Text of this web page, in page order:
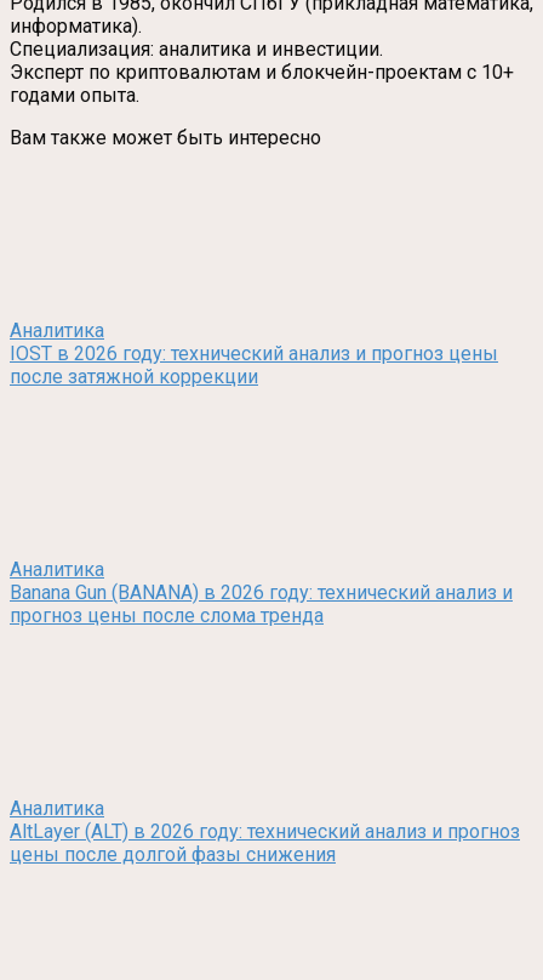
информатика).
Специализация: аналитика и инвестиции.
Эксперт по криптовалютам и блокчейн-проектам с 10+
годами опыта.
Вам также может быть интересно
Аналитика
IOST в 2026 году: технический анализ и прогноз цены
после затяжной коррекции
Аналитика
Banana Gun (BANANA) в 2026 году: технический анализ и
прогноз цены после слома тренда
Аналитика
AltLayer (ALT) в 2026 году: технический анализ и прогноз
цены после долгой фазы снижения